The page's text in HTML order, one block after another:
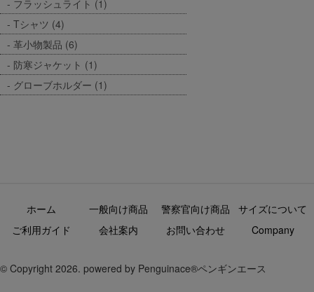
フラッシュライト (1)
Tシャツ (4)
革小物製品 (6)
防寒ジャケット (1)
グローブホルダー (1)
ホーム 一般向け商品 警察官向け商品
サイズについて
ご利用ガイド
会社案内 お問い合わせ Company
© Copyright 2026. powered by Penguinace®ペンギンエース